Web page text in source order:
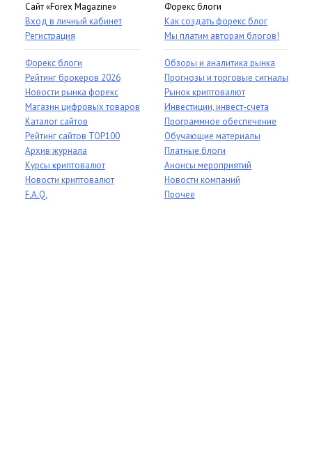
Сайт «Forex Magazine»
Вход в личный кабинет
Регистрация
Форекс блоги
Рейтинг брокеров 2026
Новости рынка форекс
Магазин цифровых товаров
Каталог сайтов
Рейтинг сайтов TOP100
Архив журнала
Курсы криптовалют
Новости криптовалют
F.A.Q.
Форекс блоги
Как создать форекс блог
Мы платим авторам блогов!
Обзоры и аналитика рынка
Прогнозы и торговые сигналы
Рынок криптовалют
Инвестиции, инвест-счета
Программное обеспечение
Обучающие материалы
Платные блоги
Анонсы мероприятий
Новости компаний
Прочее